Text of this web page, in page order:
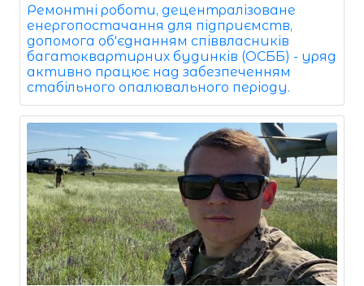
Ремонтні роботи, децентралізоване
енергопостачання для підприємств,
допомога об'єднанням співвласників
багатоквартирних будинків (ОСББ) - уряд
активно працює над забезпеченням
стабільного опалювального періоду.